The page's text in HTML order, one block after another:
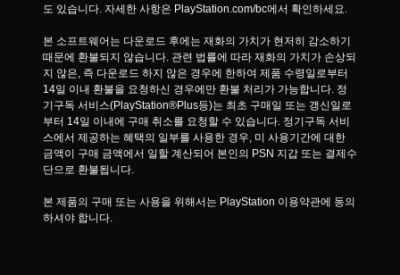
도 있습니다. 자세한 사항은 PlayStation.com/bc에서 확인하세요.
본 소프트웨어는 다운로드 후에는 재화의 가치가 현저히 감소하기
때문에 환불되지 않습니다. 관련 법률에 따라 재화의 가치가 손상되
지 않은, 즉 다운로드 하지 않은 경우에 한하여 제품 수령일로부터
14일 이내 환불을 요청하신 경우에만 환불 처리가 가능합니다. 정
기구독 서비스(PlayStation®Plus등)는 최초 구매일 또는 갱신일로
부터 14일 이내에 구매 취소를 요청할 수 있습니다. 정기구독 서비
스에서 제공하는 혜택의 일부를 사용한 경우, 미 사용기간에 대한
금액이 구매 금액에서 일할 계산되어 본인의 PSN 지갑 또는 결제수
단으로 환불됩니다.
본 제품의 구매 또는 사용을 위해서는 PlayStation 이용약관에 동의
하셔야 합니다.